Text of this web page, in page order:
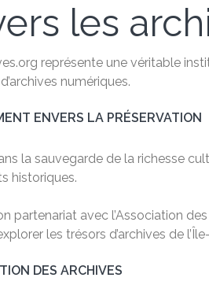
les
représente une véritable
numériques.
ENVERS LA PRÉSERVATION
la sauvegarde de la richesse
historiques.
partenariat avec l’Association
les trésors d’archives de
DES ARCHIVES